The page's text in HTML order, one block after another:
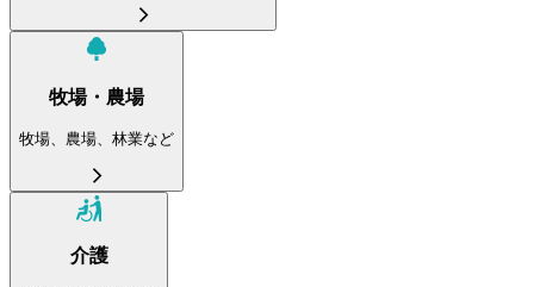
牧場・農場
牧場、農場、林業など
介護